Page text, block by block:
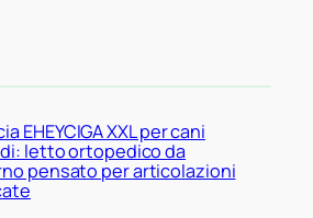
EHEYCIGA XXL per cani
letto ortopedico da
pensato per articolazioni